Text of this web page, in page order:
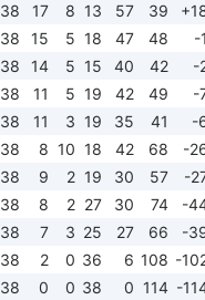
38 17 8 13 57 39
38 15 5 18 47 48
-
38 14 5 15 40 42
-
38 11 5 19 42 49
-
38 11 3 19 35 41
-
38 8 10 18 42 68
-
38 9 2 19 30 57
-
38 8 2 27 30 74
-
38 7 3 25 27 66
-
38 2 0 36 6 108 -
38 0 0 38 0 114 -